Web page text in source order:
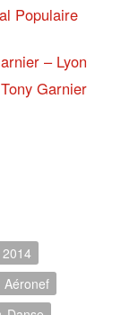
Populaire
– Lyon
Garnier
2014
Aéronef